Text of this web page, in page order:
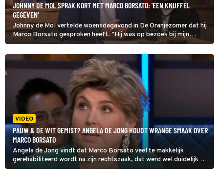
JOHNNY DE MOL SPRAK KORT MET MARCO BORSATO: 'EEN KNUFFEL
GEGEVEN'
Johnny de Mol vertelde woensdagavond in De Oranjezomer dat hij
Marco Borsato gesproken heeft. "Hij was op bezoek bij mijn
buurman en beste vriend. Hij is de baas bij Universal. Dus ze
hadden een gesprek met zijn tweeën en ik wist dat hij er was."
VIDEO
PAUW & DE WIT GEMIST? ANGELA DE JONG HOUDT WRANGE SMAAK OVER
MARCO BORSATO
Angela de Jong vindt dat Marco Borsato veel te makkelijk
gerehabiliteerd wordt na zijn rechtszaak, dat werd wel duidelijk na
haar tirade daarover in Pauw & De Wit woensdagavond.